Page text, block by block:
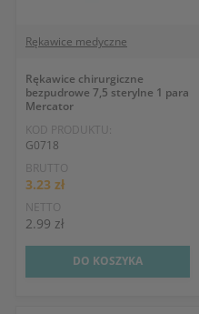
Rękawice medyczne
Rękawice chirurgiczne
bezpudrowe 7,5 sterylne 1 para
Mercator
KOD PRODUKTU:
G0718
BRUTTO
3.23 zł
NETTO
2.99 zł
DO KOSZYKA